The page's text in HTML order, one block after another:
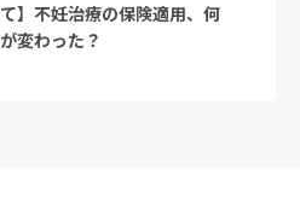
て】不妊治療の保険適用、何
が変わった？